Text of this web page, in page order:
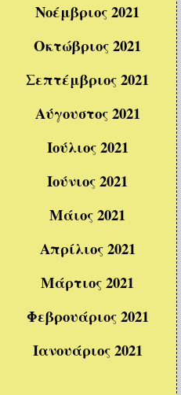
Νοέμβριος 2021
Οκτώβριος 2021
Σεπτέμβριος 2021
Αύγουστος 2021
Ιούλιος 2021
Ιούνιος 2021
Μάιος 2021
Απρίλιος 2021
Μάρτιος 2021
Φεβρουάριος 2021
Ιανουάριος 2021